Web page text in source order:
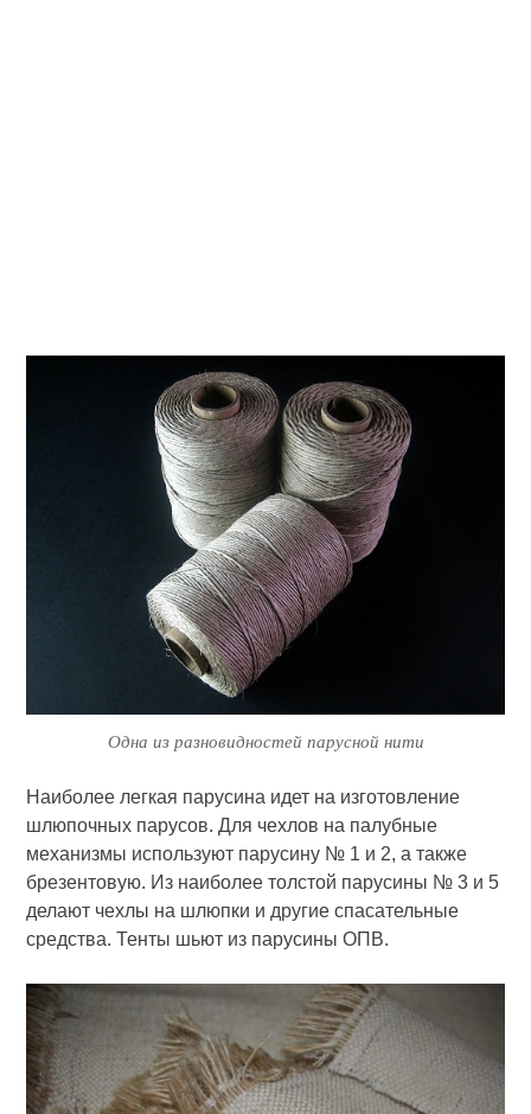
Одна из разновидностей парусной нити
Наиболее легкая паруси­на идет на изготовление
шлюпоч­ных парусов. Для чехлов на палуб­ные
механизмы используют парусину № 1 и 2, а также
брезентовую. Из наиболее толстой парусины № 3 и 5
делают чехлы на шлюпки и другие спасательные
средства. Тенты шьют из парусины ОПВ.